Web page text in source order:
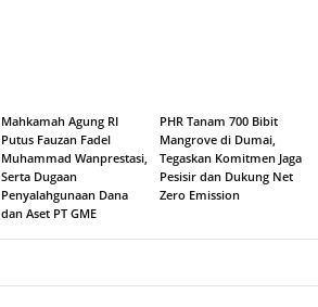
Mahkamah Agung RI
Putus Fauzan Fadel
Muhammad Wanprestasi,
Serta Dugaan
Penyalahgunaan Dana
dan Aset PT GME
PHR Tanam 700 Bibit
Mangrove di Dumai,
Tegaskan Komitmen Jaga
Pesisir dan Dukung Net
Zero Emission